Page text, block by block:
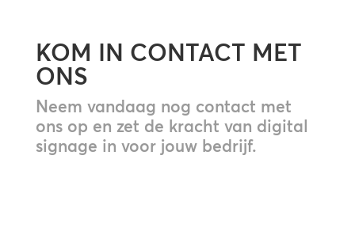
KOM IN CONTACT MET
ONS
Neem vandaag nog contact met
ons op en zet de kracht van digital
signage in voor jouw bedrijf.